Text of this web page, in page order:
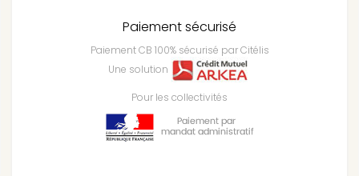
Paiement sécurisé
Paiement CB 100% sécurisé par Citélis
Une solution
Pour les collectivités